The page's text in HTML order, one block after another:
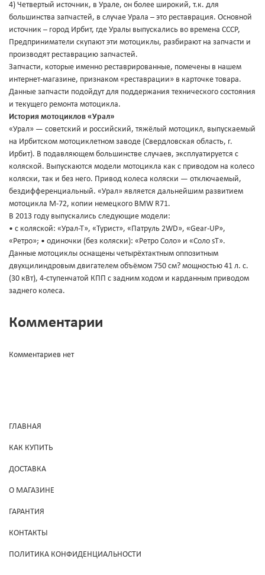
4) Четвертый источник, в Урале, он более широкий, т.к. для
большинства запчастей, в случае Урала – это реставрация. Основной
источник – город Ирбит, где Уралы выпускались во времена СССР,
Предприниматели скупают эти мотоциклы, разбирают на запчасти и
производят реставрацию запчастей.
Запчасти, которые именно реставрированные, помечены в нашем
интернет-магазине, признаком «реставрации» в карточке товара.
Данные запчасти подойдут для поддержания технического состояния
и текущего ремонта мотоцикла.
История мотоциклов «Урал»
«Урал» — советский и российский, тяжёлый мотоцикл, выпускаемый
на Ирбитском мотоциклетном заводе (Свердловская область, г.
Ирбит). В подавляющем большинстве случаев, эксплуатируется с
коляской. Выпускаются модели мотоцикла как с приводом на колесо
коляски, так и без него. Привод колеса коляски — отключаемый,
бездифференциальный. «Урал» является дальнейшим развитием
мотоцикла М-72, копии немецкого BMW R71.
В 2013 году выпускались следующие модели:
• с коляской: «Урал-Т», «Турист», «Патруль 2WD», «Gear-UP»,
«Ретро»; • одиночки (без коляски): «Ретро Соло» и «Соло sT».
Данные мотоциклы оснащены четырёхтактным оппозитным
двухцилиндровым двигателем объёмом 750 см? мощностью 41 л. с.
(30 кВт), 4-ступенчатой КПП с задним ходом и карданным приводом
заднего колеса.
Комментарии
Комментариев нет
ГЛАВНАЯ
КАК КУПИТЬ
ДОСТАВКА
О МАГАЗИНЕ
ГАРАНТИЯ
КОНТАКТЫ
ПОЛИТИКА КОНФИДЕНЦИАЛЬНОСТИ